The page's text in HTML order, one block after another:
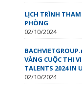
LỊCH TRÌNH
PHÒNG
02/10/2024
VÀNG CUỘC THI
TALENTS 2024 IN
02/10/2024